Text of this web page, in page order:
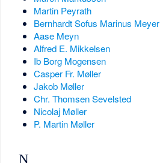
Martin Peyrath
Bernhardt Sofus Marinus Meyer
Aase Meyn
Alfred E. Mikkelsen
Ib Borg Mogensen
Casper Fr. Møller
Jakob Møller
Chr. Thomsen Sevelsted
Nicolaj Møller
P. Martin Møller
N